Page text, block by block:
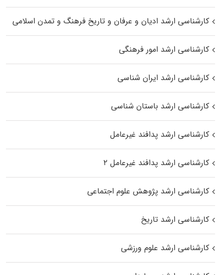
کارشناسی ارشد ادیان و عرفان و تاریخ فرهنگ و تمدن اسلامی
کارشناسی ارشد امور فرهنگی
کارشناسی ارشد ایران شناسی
کارشناسی ارشد باستان شناسی
کارشناسی ارشد پدافند غیرعامل
کارشناسی ارشد پدافند غیرعامل ۲
کارشناسی ارشد پژوهش علوم اجتماعی
کارشناسی ارشد تاریخ
کارشناسی ارشد علوم ورزشی